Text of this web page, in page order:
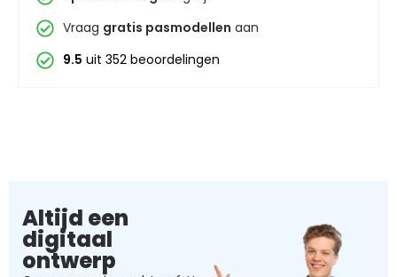
Vraag gratis pasmodellen aan
9.5 uit 352 beoordelingen
Altijd een
digitaal
ontwerp